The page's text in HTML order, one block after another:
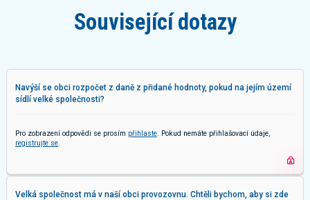
Související dotazy
Navýší se obci rozpočet z daně z přidané hodnoty, pokud na jejím území
sídlí velké společnosti?
Pro zobrazení odpovědi se prosím přihlaste . Pokud nemáte přihlašovací údaje,
registrujte se
Velká společnost má v naší obci provozovnu. Chtěli bychom, aby si zde